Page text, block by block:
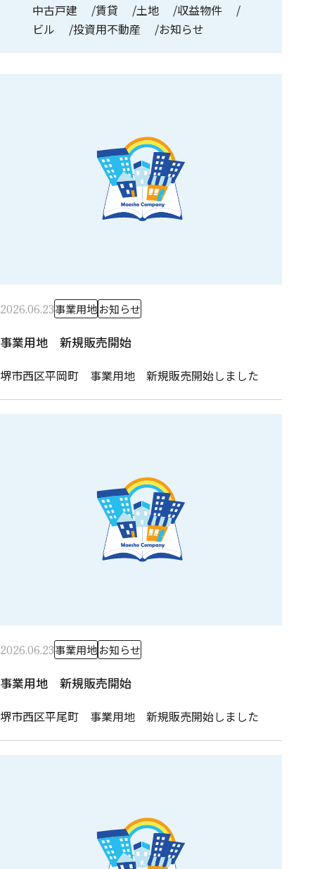
中古戸建
賃貸 土地
収益物件
ビル
投資用不動産 お知らせ
2026.06.23事業用地お知らせ
事業用地 新規販売開始
堺市西区平岡町 事業用地 新規販売開始しました
2026.06.23事業用地お知らせ
事業用地 新規販売開始
堺市西区平尾町 事業用地 新規販売開始しました